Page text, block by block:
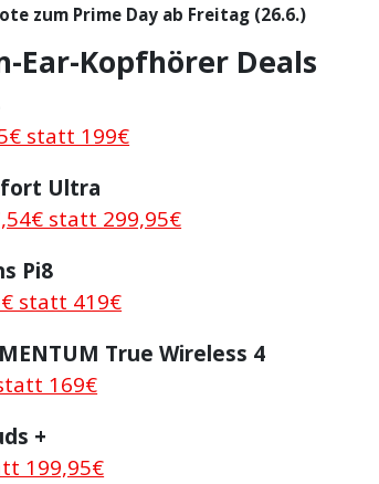
zum Prime Day ab Freitag (26.6.)
Ear-Kopfhörer Deals
statt 199€
Ultra
statt 299,95€
Pi8
statt 419€
True Wireless 4
169€
+
199,95€